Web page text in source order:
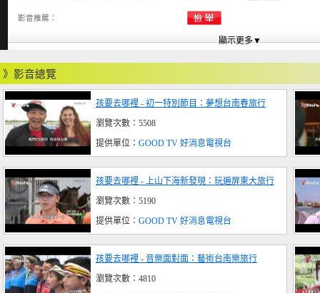
影音推薦：
》影音總覽
孩要去哪裡 - 初一特別節目：夢想台南春旅行
瀏覽次數：5508
提供單位： GOOD TV 好消息電視台
孩要去哪裡 - 上山下海新發現：玩遍屏東大旅行
瀏覽次數：5190
提供單位： GOOD TV 好消息電視台
孩要去哪裡 - 音樂面對面：藝術台南樂旅行
瀏覽次數：4810